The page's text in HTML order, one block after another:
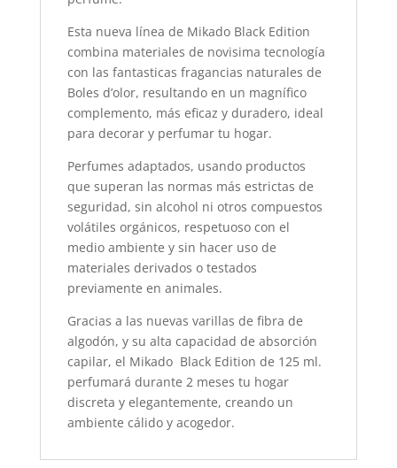
Esta nueva línea de Mikado Black Edition
combina materiales de novisima tecnología
con las fantasticas fragancias naturales de
Boles d’olor, resultando en un magnífico
complemento, más eficaz y duradero, ideal
para decorar y perfumar tu hogar.
Perfumes adaptados, usando productos
que superan las normas más estrictas de
seguridad, sin alcohol ni otros compuestos
volátiles orgánicos, respetuoso con el
medio ambiente y sin hacer uso de
materiales derivados o testados
previamente en animales.
Gracias a las nuevas varillas de fibra de
algodón, y su alta capacidad de absorción
capilar, el Mikado Black Edition de 125 ml.
perfumará durante 2 meses tu hogar
discreta y elegantemente, creando un
ambiente cálido y acogedor.